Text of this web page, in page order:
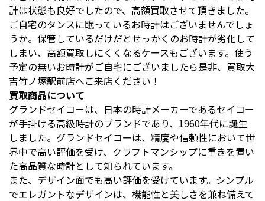
計は状態も良好でしたので、高額買取させて頂きました。
ご自宅のタンスに眠っているお時計はございませんでしょ
うか。保管しているだけだとせっかくのお時計が劣化して
しまい、高額買取しにくくなるケースもございます。使う
予定の無いお時計がご自宅にございましたら是非、買取大
吉竹ノ塚駅前店へご来店ください！
買取商品について
グランドセイコーは、日本の時計メーカーであるセイコー
が手掛ける高級時計のブランドであり、1960年代に誕生
しました。グランドセイコーは、精度や信頼性において世
界中で高い評価を受け、クラフトマンシップに重きを置い
た高品質な時計として知られています。
また、デザイン面でも高い評価を受けています。シンプル
でエレガントなデザインは、機能性と美しさを兼ね備えて